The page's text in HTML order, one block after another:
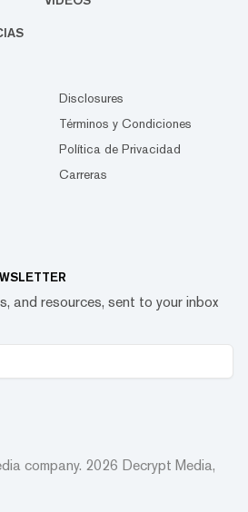
Disclosures
Términos y Condiciones
Política de Privacidad
Carreras
and resources, sent to your inbox
company. 2026 Decrypt Media,